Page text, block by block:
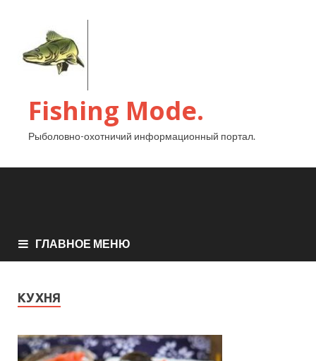
Fishing Mode.
Рыболовно-охотничий информационный портал.
ГЛАВНОЕ МЕНЮ
КУХНЯ